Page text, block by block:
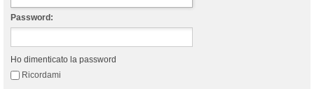
Password:
Ho dimenticato la password
Ricordami